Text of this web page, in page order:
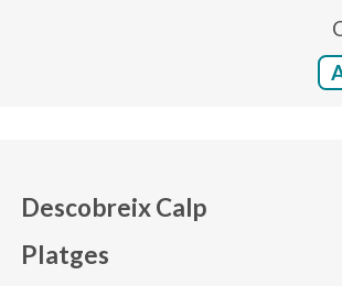
Descobreix Calp
Platges